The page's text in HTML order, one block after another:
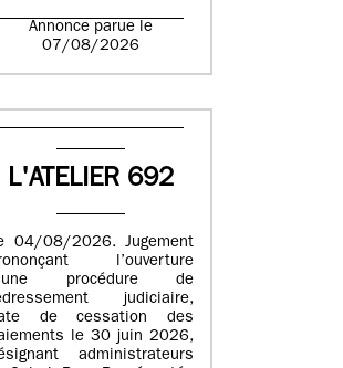
Annonce parue le
07/08/2026
L'ATELIER 692
04/08/2026. Jugement
l’ouverture
procédure de
judiciaire,
de cessation des
le 30 juin 2026,
administrateurs